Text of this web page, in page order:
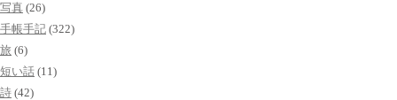
写真 (26)
手帳手記 (322)
旅 (6)
短い話 (11)
詩 (42)